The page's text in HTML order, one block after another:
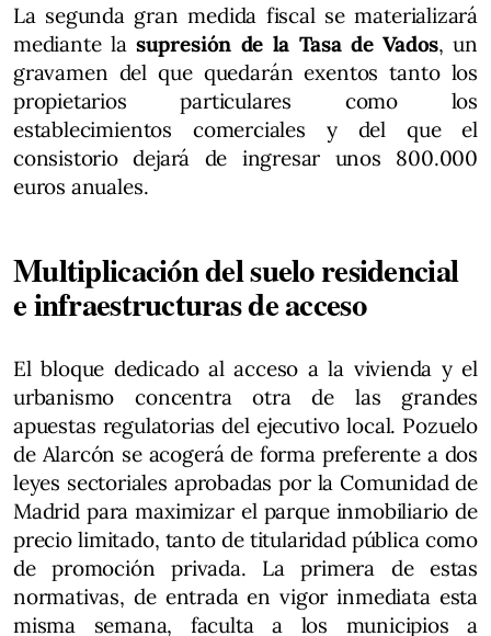
La segunda gran medida fiscal se materializará
mediante la supresión de la Tasa de Vados, un
gravamen del que quedarán exentos tanto los
propietarios particulares como los
establecimientos comerciales y del que el
consistorio dejará de ingresar unos 800.000
euros anuales.
Multiplicación del suelo residencial
e infraestructuras de acceso
El bloque dedicado al acceso a la vivienda y el
urbanismo concentra otra de las grandes
apuestas regulatorias del ejecutivo local. Pozuelo
de Alarcón se acogerá de forma preferente a dos
leyes sectoriales aprobadas por la Comunidad de
Madrid para maximizar el parque inmobiliario de
precio limitado, tanto de titularidad pública como
de promoción privada. La primera de estas
normativas, de entrada en vigor inmediata esta
misma semana, faculta a los municipios a